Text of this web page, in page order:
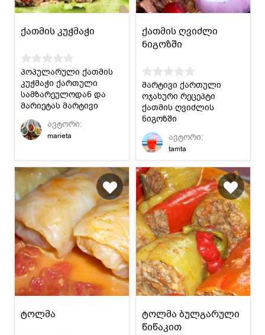
ქათმის კუჭმაჭი
პოპულარული ქათმის
კუჭმაჭი ქართული
სამზარეულოდან და
მარიეტას მარტივი
რეცეპტი მის
მოსამზადებლად.
ავტორი:
marieta
ქათმის ღვიძლი
ნიგოზში
მარტივი ქართული
ოჯახური რეცეპტი
ქათმის ღვიძლის
ნიგოზში
მოსამზადებლად.
ავტორი:
tamta
ტოლმა
ტოლმა ბულგარული
წიწაკით